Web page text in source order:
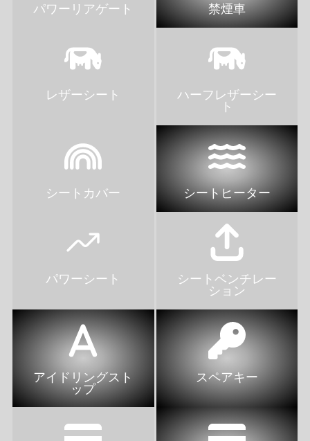
パワーリアゲート 禁煙車
レザーシート
ハーフレザーシー
ト
シートカバー シートヒーター
パワーシート
シートベンチレー
ション
アイドリングスト
ップ
スペアキー